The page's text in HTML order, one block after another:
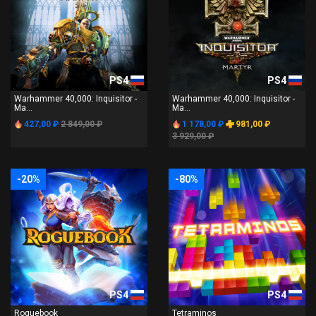
PS4
Warhammer 40,000: Inquisitor -
Ma...
427,00 ₽ 2 849,00 ₽
PS4
Warhammer 40,000: Inquisitor -
Ma...
1 178,00 ₽
981,00 ₽
3 929,00 ₽
-20%
PS4
Roguebook
-80%
PS4
Tetraminos